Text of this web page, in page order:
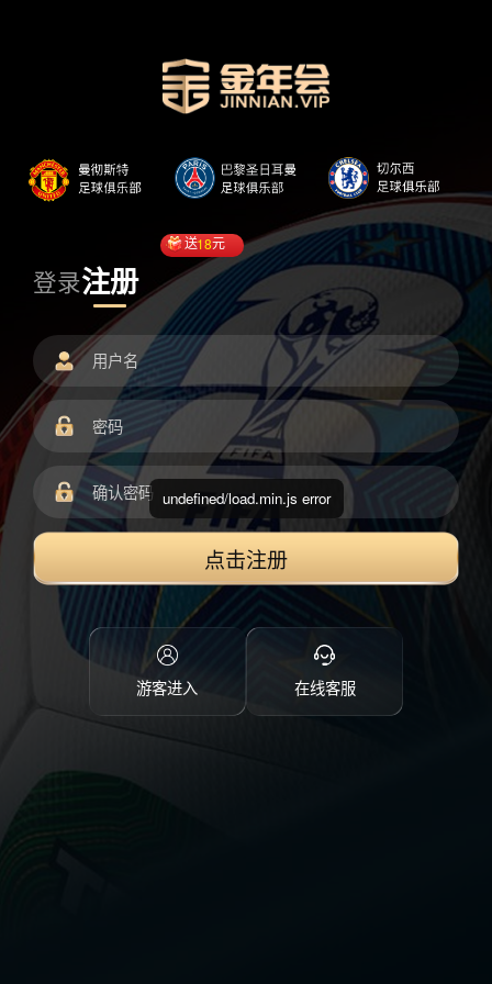
登录注册
送18元
点击注册
游客进入 在线客服
undefined/load.min.js error